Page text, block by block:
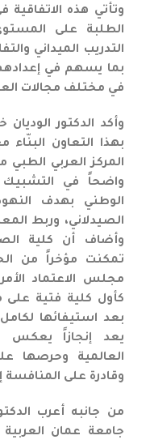
وتأتي هذه
الطلبة على
التدريب الميداني
بما يسهم في
في مختلف مجالات
وأكد الدكتور
بهذا التعاون
المركز العربي الطبي
واضحاً في
الوطني بهدف
الصيدلاني، وربط
وأضاف أن كلية
تمكنت مؤخراً من
كأول كلية فتية
بعد استيفائها لكامل
يعد إنجازاً يعكس
العالمية وحرصها
وقادرة على المنافسة
من جانبه أعرب
جامعة عمان